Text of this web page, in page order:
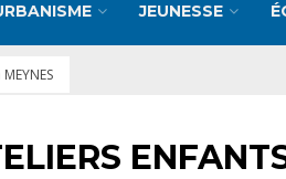
JEUNESSE